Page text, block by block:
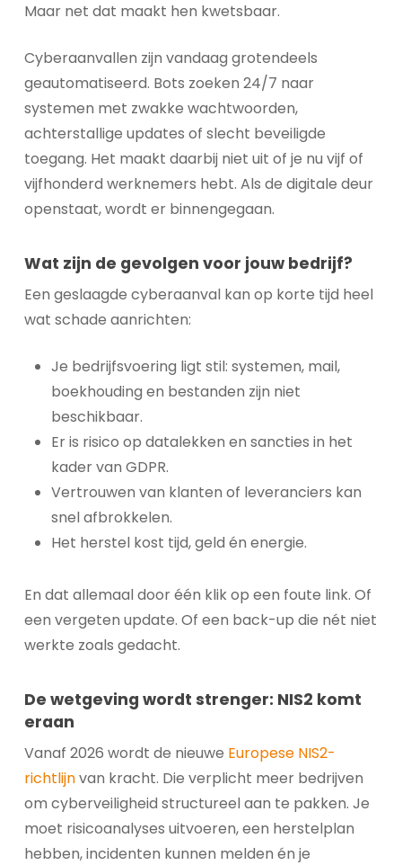
Maar net dat maakt hen kwetsbaar.
Cyberaanvallen zijn vandaag grotendeels
geautomatiseerd. Bots zoeken 24/7 naar
systemen met zwakke wachtwoorden,
achterstallige updates of slecht beveiligde
toegang. Het maakt daarbij niet uit of je nu vijf of
vijfhonderd werknemers hebt. Als de digitale deur
openstaat, wordt er binnengegaan.
Wat zijn de gevolgen voor jouw bedrijf?
Een geslaagde cyberaanval kan op korte tijd heel
wat schade aanrichten:
Je bedrijfsvoering ligt stil: systemen, mail,
boekhouding en bestanden zijn niet
beschikbaar.
Er is risico op datalekken en sancties in het
kader van GDPR.
Vertrouwen van klanten of leveranciers kan
snel afbrokkelen.
Het herstel kost tijd, geld én energie.
En dat allemaal door één klik op een foute link. Of
een vergeten update. Of een back-up die nét niet
werkte zoals gedacht.
De wetgeving wordt strenger: NIS2 komt
eraan
Vanaf 2026 wordt de nieuwe Europese NIS2-
richtlijnvan kracht. Die verplicht meer bedrijven
om cyberveiligheid structureel aan te pakken. Je
moet risicoanalyses uitvoeren, een herstelplan
hebben, incidenten kunnen melden én je